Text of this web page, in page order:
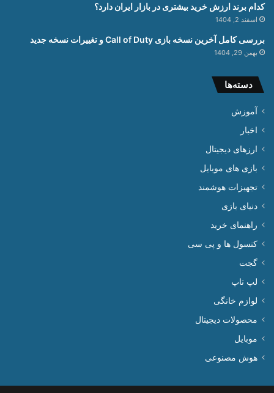
کدام برند ارزش خرید بیشتری در بازار ایران دارد؟
اسفند 2, 1404
بررسی کامل آخرین نسخه بازی Call of Duty و تغییرات نسخه جدید
بهمن 29, 1404
دسته‌ها
آموزش
اخبار
ارزهای دیجیتال
بازی های موبایل
تجهیزات هوشمند
دنیای بازی
راهنمای خرید
کنسول ها و پی سی
گجت
لپ تاپ
لوازم خانگی
محصولات دیجیتال
موبایل
هوش مصنوعی